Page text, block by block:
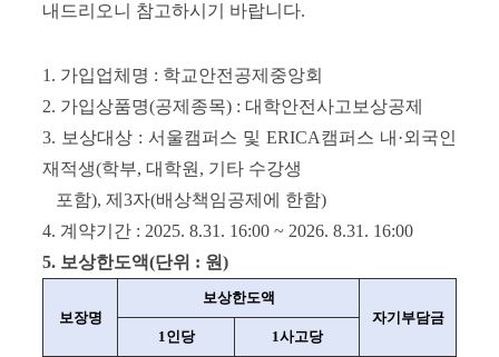
내드리오니 참고하시기 바랍니다.
1. 가입업체명 : 학교안전공제중앙회
2. 가입상품명(공제종목) : 대학안전사고보상공제
3. 보상대상 : 서울캠퍼스 및 ERICA캠퍼스 내·외국인
재적생(학부, 대학원, 기타 수강생
포함), 제3자(배상책임공제에 한함)
4. 계약기간 : 2025. 8.31. 16:00 ~ 2026. 8.31. 16:00
5. 보상한도액(단위 : 원)
보장명
보상한도액
자기부담금
1인당
1사고당